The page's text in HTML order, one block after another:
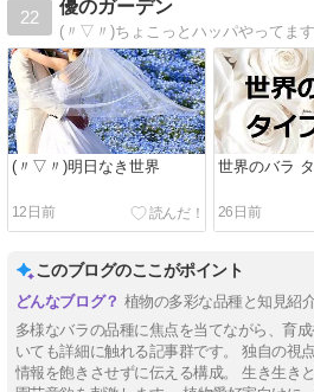
22
優のガーデン
(〃▽〃)ちょこっとハッパやってま
(〃▽〃)明日なき世界
12日前
世界のバラ
26日前
このブログのここがポイント
植物の多彩な品種と知見紹
多様なバラの品種に焦点を当てながら、育
いても詳細に触れる記事群です。 独自の視
情報を飽きさせずに伝える構成。 生き生き